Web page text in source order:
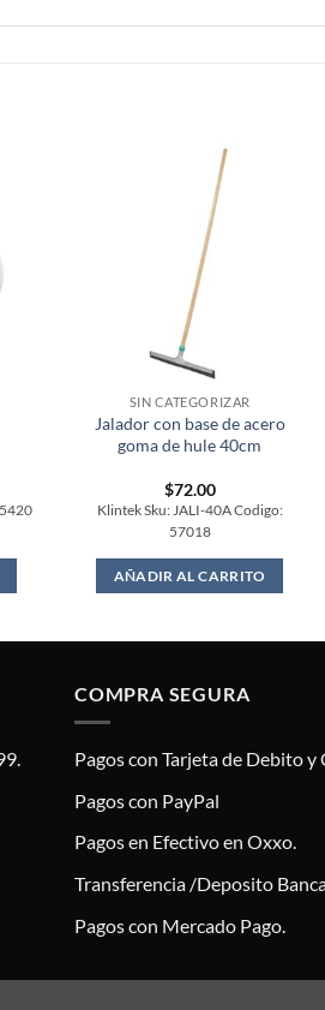
SIN CATEGORIZAR
Jalador con base de acero
goma de hule 40cm
$72.00
Klintek Sku: JALI-40A Codigo:
57018
AÑADIR AL CARRITO
COMPRA SEGURA
Pagos con Tarjeta de Debito y
Pagos con PayPal
Pagos en Efectivo en Oxxo.
Transferencia /Deposito
Pagos con Mercado Pago.